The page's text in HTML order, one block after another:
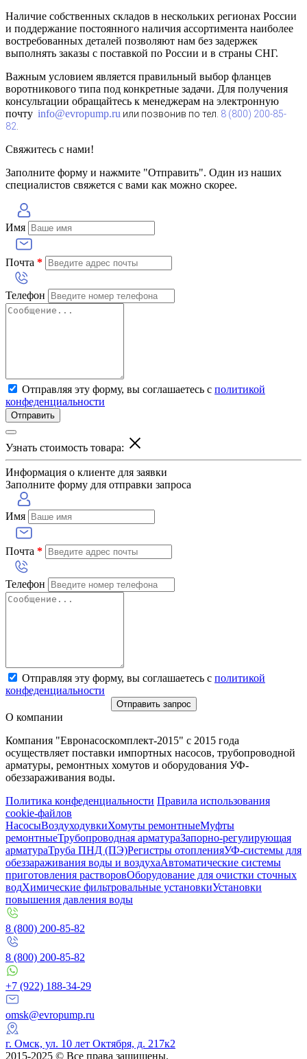
Наличие собственных складов в нескольких регионах России
и поддержание постоянного наличия ассортимента наиболее
востребованных деталей позволяют нам без задержек
выполнять заказы с поставкой по России и в страны СНГ.
Важным условием является правильный выбор фланцев
воротникового типа под конкретные задачи. Для получения
консультации обращайтесь к менеджерам на электронную
почту info@evropump.ru или позвонив по тел. 8 (800) 200-85-
82.
Свяжитесь с нами!
Заполните форму и нажмите "Отправить". Один из наших
специалистов свяжется с вами как можно скорее.
Имя
Почта *
Телефон
Отправляя эту форму, вы соглашаетесь с политикой
конфеденциальности
Отправить
Узнать стоимость товара:
Информация о клиенте для заявки
Заполните форму для отправки запроса
Имя
Почта *
Телефон
Отправляя эту форму, вы соглашаетесь с политикой
конфеденциальности
Отправить запрос
О компании
Компания "Евронасоскомплект-2015" с 2015 года
осуществляет поставки импортных насосов, трубопроводной
арматуры, ремонтных хомутов и оборудования УФ-
обеззараживания воды.
Политика конфеденциальности Правила использования
cookie-файлов
НасосыВоздуходувкиХомуты ремонтныеМуфты
ремонтныеТрубопроводная арматураЗапорно-регулирующая
арматураТруба ПНД (ПЭ)Регистры отопленияУФ-системы для
обеззараживания воды и воздухаАвтоматические системы
приготовления растворовОборудование для очистки сточных
водХимические фильтровальные установкиУстановки
повышения давления воды
8 (800) 200-85-82
8 (800) 200-85-82
+7 (922) 188-34-29
omsk@evropump.ru
г. Омск, ул. 10 лет Октября, д. 217к2
2015-2025 © Все права защищены.